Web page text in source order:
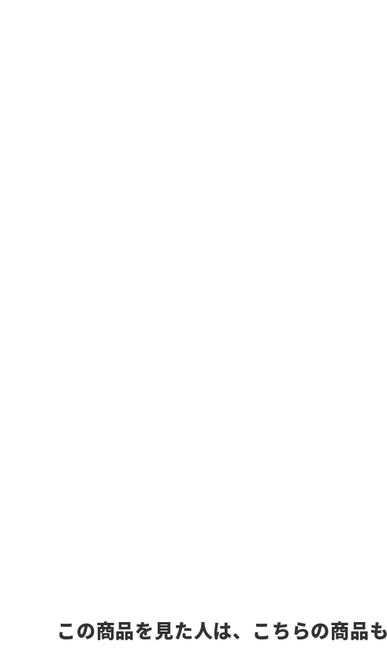
この商品を見た人は、こちらの商品